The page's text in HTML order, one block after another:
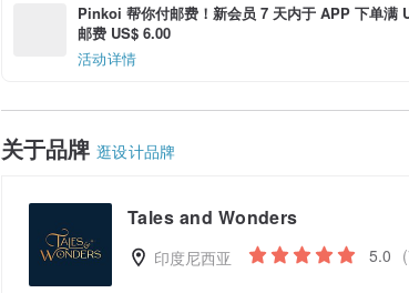
Pinkoi 帮你付邮费！新会员 7 天内于 APP 下单满
邮费 US$ 6.00
活动详情
关于品牌 逛设计品牌
Tales and Wonders
印度尼西亚 5.0